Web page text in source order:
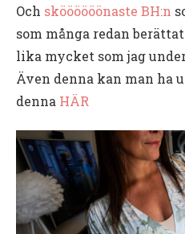
Och sköööööönaste BH:n
som många redan
lika mycket som jag
Även denna kan man ha
denna HÄR